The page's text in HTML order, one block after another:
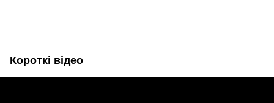
Короткі відео